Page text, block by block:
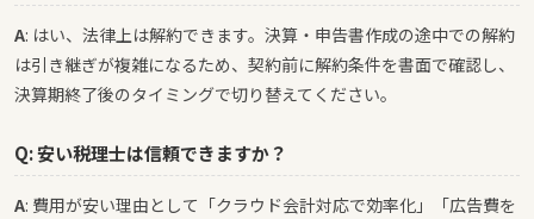
A: はい、法律上は解約できます。決算・申告書作成の途中での解約
は引き継ぎが複雑になるため、契約前に解約条件を書面で確認し、
決算期終了後のタイミングで切り替えてください。
Q: 安い税理士は信頼できますか？
A: 費用が安い理由として「クラウド会計対応で効率化」「広告費を